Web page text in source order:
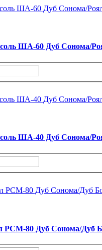
ША-60 Дуб Сонома/
ША-40 Дуб Сонома/
РСМ-80 Дуб Сонома/Дуб